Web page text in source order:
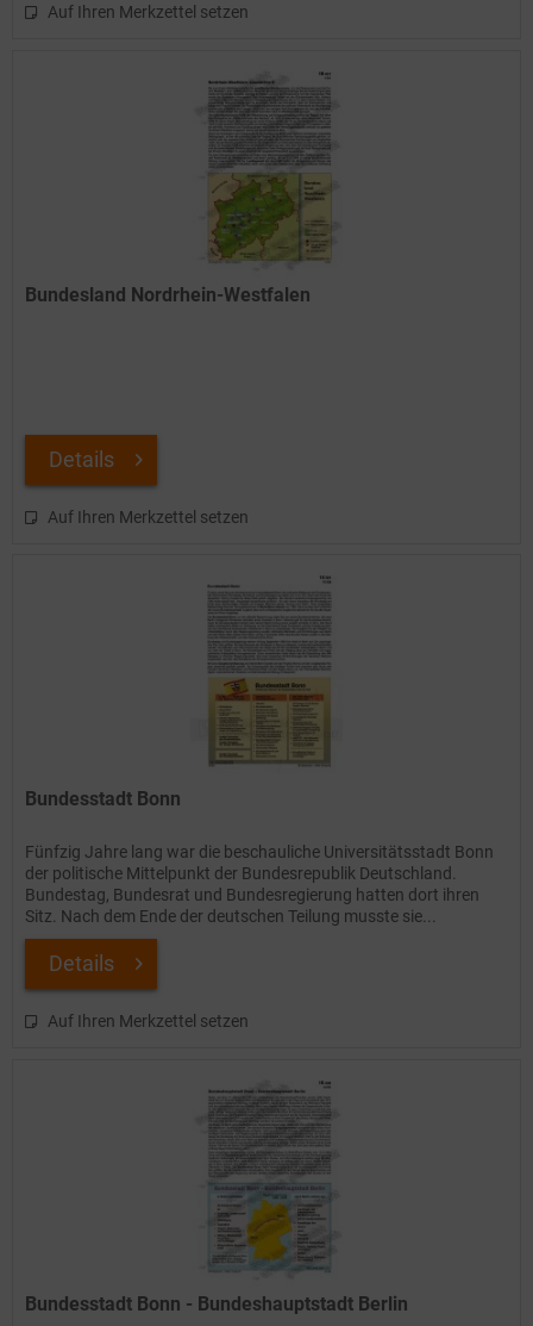
Auf Ihren Merkzettel setzen
Bundesland Nordrhein-Westfalen
Details
Auf Ihren Merkzettel setzen
Bundesstadt Bonn
Fünfzig Jahre lang war die beschauliche Universitätsstadt Bonn
der politische Mittelpunkt der Bundesrepublik Deutschland.
Bundestag, Bundesrat und Bundesregierung hatten dort ihren
Sitz. Nach dem Ende der deutschen Teilung musste sie...
Details
Auf Ihren Merkzettel setzen
Bundesstadt Bonn - Bundeshauptstadt Berlin